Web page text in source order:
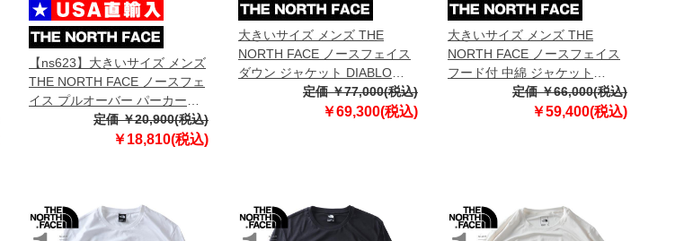
【ns623】大きいサイズ メンズ
THE NORTH FACE ノースフェ
イス プルオーバー パーカー
USA直輸入 nm5pr01l定価 ￥20,900(税込)
￥18,810(税込)
大きいサイズ メンズ THE
NORTH FACE ノースフェイス
ダウン ジャケット DIABLO
DOWN 2.0 JACKET USA直輸入
定価 ￥77,000(税込)
￥69,300(税込)
大きいサイズ メンズ THE
NORTH FACE ノースフェイス
フード付 中綿 ジャケット
LIMBARA INS JKT USA直輸入
定価 ￥66,000(税込)
￥59,400(税込)